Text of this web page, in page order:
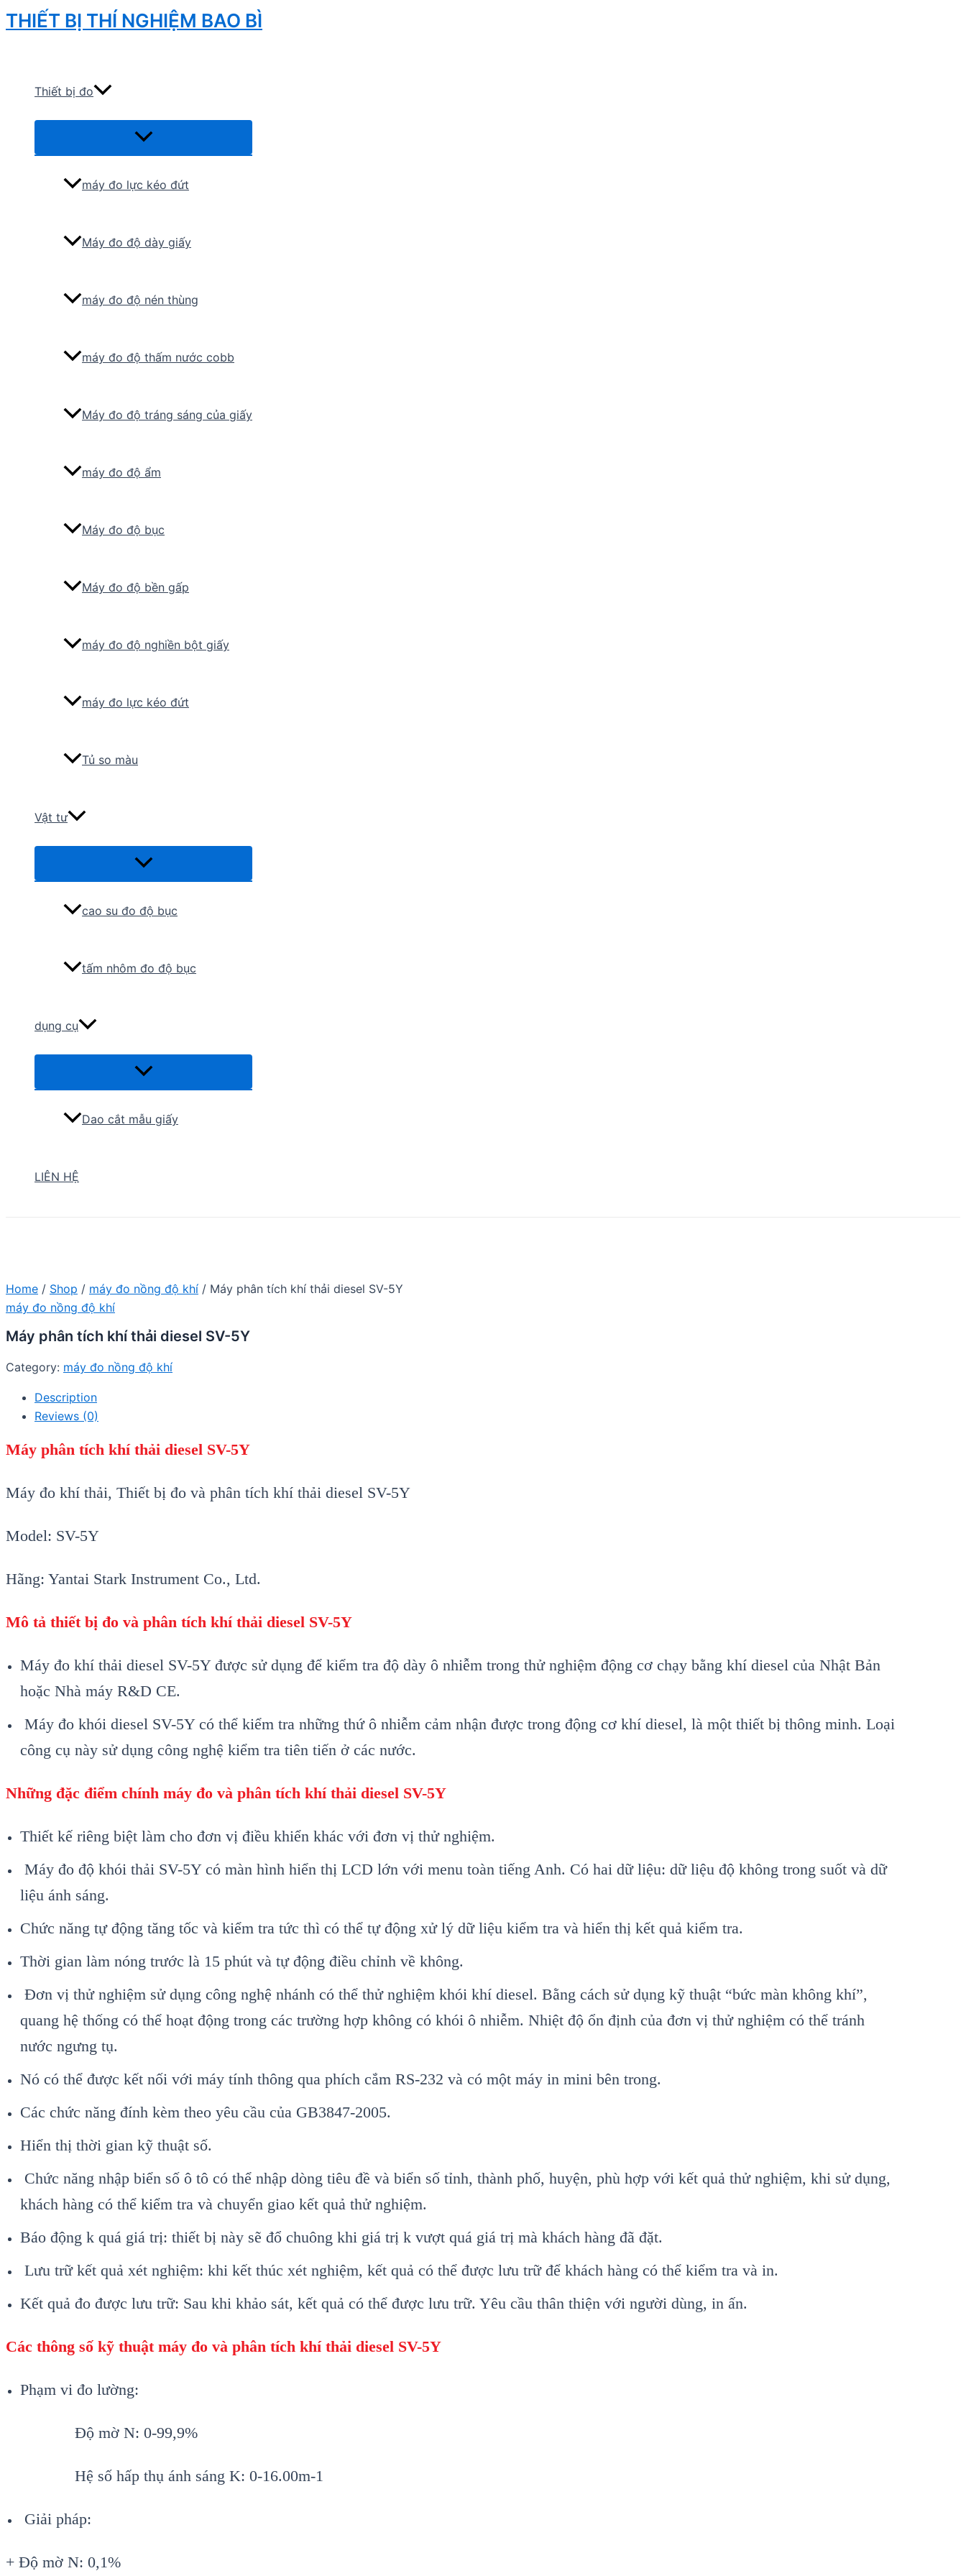
Skip
to
THIẾT BỊ THÍ NGHIỆM BAO BÌ
Thiết bị đo
Menu
máy đo lực kéo đứt
Máy đo độ dày giấy
máy đo độ nén thùng
máy đo độ thấm nước cobb
Máy đo độ tráng sáng của giấy
máy đo độ ẩm
Máy đo độ bục
Máy đo độ bền gấp
máy đo độ nghiền bột giấy
máy đo lực kéo đứt
Tủ so màu
Vật tư
Menu
cao su đo độ bục
tấm nhôm đo độ bục
dụng cụ
Menu
Dao cắt mẫu giấy
LIÊN HỆ
Home / Shop / máy đo nồng độ khí / Máy phân tích khí thải diesel SV-5Y
máy đo nồng độ khí
Máy phân tích khí thải diesel SV-5Y
Category: máy đo nồng độ khí
Description
Reviews (0)
Máy phân tích khí thải diesel SV-5Y
Máy đo khí thải, Thiết bị đo và phân tích khí thải diesel SV-5Y
Model: SV-5Y
Hãng: Yantai Stark Instrument Co., Ltd.
Mô tả thiết bị đo và phân tích khí thải diesel SV-5Y
Máy đo khí thải diesel SV-5Y được sử dụng để kiểm tra độ dày ô nhiễm trong thử nghiệm động cơ chạy bằng khí diesel của Nhật Bản
hoặc Nhà máy R&D CE.
Máy đo khói diesel SV-5Y có thể kiểm tra những thứ ô nhiễm cảm nhận được trong động cơ khí diesel, là một thiết bị thông minh. Loại
công cụ này sử dụng công nghệ kiểm tra tiên tiến ở các nước.
Những đặc điểm chính máy đo và phân tích khí thải diesel SV-5Y
Thiết kế riêng biệt làm cho đơn vị điều khiển khác với đơn vị thử nghiệm.
Máy đo độ khói thải SV-5Y có màn hình hiển thị LCD lớn với menu toàn tiếng Anh. Có hai dữ liệu: dữ liệu độ không trong suốt và dữ
liệu ánh sáng.
Chức năng tự động tăng tốc và kiểm tra tức thì có thể tự động xử lý dữ liệu kiểm tra và hiển thị kết quả kiểm tra.
Thời gian làm nóng trước là 15 phút và tự động điều chỉnh về không.
Đơn vị thử nghiệm sử dụng công nghệ nhánh có thể thử nghiệm khói khí diesel. Bằng cách sử dụng kỹ thuật “bức màn không khí”,
quang hệ thống có thể hoạt động trong các trường hợp không có khói ô nhiễm. Nhiệt độ ổn định của đơn vị thử nghiệm có thể tránh
nước ngưng tụ.
Nó có thể được kết nối với máy tính thông qua phích cắm RS-232 và có một máy in mini bên trong.
Các chức năng đính kèm theo yêu cầu của GB3847-2005.
Hiển thị thời gian kỹ thuật số.
Chức năng nhập biển số ô tô có thể nhập dòng tiêu đề và biển số tỉnh, thành phố, huyện, phù hợp với kết quả thử nghiệm, khi sử dụng,
khách hàng có thể kiểm tra và chuyển giao kết quả thử nghiệm.
Báo động k quá giá trị: thiết bị này sẽ đổ chuông khi giá trị k vượt quá giá trị mà khách hàng đã đặt.
Lưu trữ kết quả xét nghiệm: khi kết thúc xét nghiệm, kết quả có thể được lưu trữ để khách hàng có thể kiểm tra và in.
Kết quả đo được lưu trữ: Sau khi khảo sát, kết quả có thể được lưu trữ. Yêu cầu thân thiện với người dùng, in ấn.
Các thông số kỹ thuật máy đo và phân tích khí thải diesel SV-5Y
Phạm vi đo lường:
Độ mờ N: 0-99,9%
Hệ số hấp thụ ánh sáng K: 0-16.00m-1
Giải pháp:
+ Độ mờ N: 0,1%